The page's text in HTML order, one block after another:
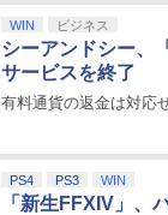
WIN ビジネス
シーアンドシー、
サービスを終了
有料通貨の返金は対応
PS4 PS3 WIN
「新生FFXIV」、